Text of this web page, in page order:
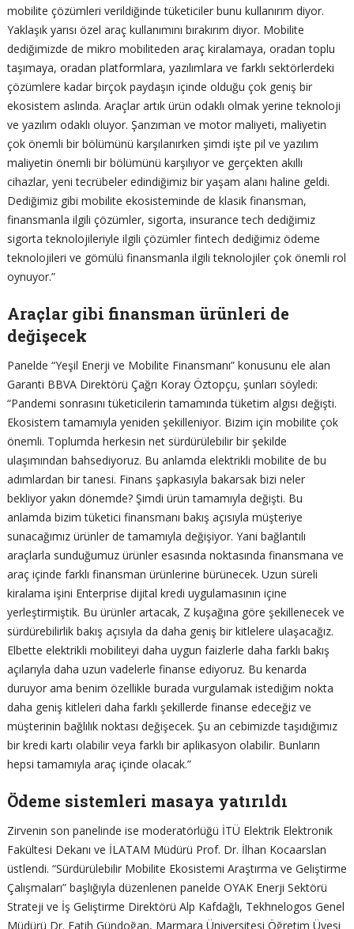
mobilite çözümleri verildiğinde tüketiciler bunu kullanırım diyor.
Yaklaşık yarısı özel araç kullanımını bırakırım diyor. Mobilite
dediğimizde de mikro mobiliteden araç kiralamaya, oradan toplu
taşımaya, oradan platformlara, yazılımlara ve farklı sektörlerdeki
çözümlere kadar birçok paydaşın içinde olduğu çok geniş bir
ekosistem aslında. Araçlar artık ürün odaklı olmak yerine teknoloji
ve yazılım odaklı oluyor. Şanzıman ve motor maliyeti, maliyetin
çok önemli bir bölümünü karşılanırken şimdi işte pil ve yazılım
maliyetin önemli bir bölümünü karşılıyor ve gerçekten akıllı
cihazlar, yeni tecrübeler edindiğimiz bir yaşam alanı haline geldi.
Dediğimiz gibi mobilite ekosisteminde de klasik finansman,
finansmanla ilgili çözümler, sigorta, insurance tech dediğimiz
sigorta teknolojileriyle ilgili çözümler fintech dediğimiz ödeme
teknolojileri ve gömülü finansmanla ilgili teknolojiler çok önemli rol
oynuyor.”
Araçlar gibi finansman ürünleri de
değişecek
Panelde “Yeşil Enerji ve Mobilite Finansmanı” konusunu ele alan
Garanti BBVA Direktörü Çağrı Koray Öztopçu, şunları söyledi:
“Pandemi sonrasını tüketicilerin tamamında tüketim algısı değişti.
Ekosistem tamamıyla yeniden şekilleniyor. Bizim için mobilite çok
önemli. Toplumda herkesin net sürdürülebilir bir şekilde
ulaşımından bahsediyoruz. Bu anlamda elektrikli mobilite de bu
adımlardan bir tanesi. Finans şapkasıyla bakarsak bizi neler
bekliyor yakın dönemde? Şimdi ürün tamamıyla değişti. Bu
anlamda bizim tüketici finansmanı bakış açısıyla müşteriye
sunacağımız ürünler de tamamıyla değişiyor. Yani bağlantılı
araçlarla sunduğumuz ürünler esasında noktasında finansmana ve
araç içinde farklı finansman ürünlerine bürünecek. Uzun süreli
kiralama işini Enterprise dijital kredi uygulamasının içine
yerleştirmiştik. Bu ürünler artacak, Z kuşağına göre şekillenecek ve
sürdürebilirlik bakış açısıyla da daha geniş bir kitlelere ulaşacağız.
Elbette elektrikli mobiliteyi daha uygun faizlerle daha farklı bakış
açılarıyla daha uzun vadelerle finanse ediyoruz. Bu kenarda
duruyor ama benim özellikle burada vurgulamak istediğim nokta
daha geniş kitleleri daha farklı şekillerde finanse edeceğiz ve
müşterinin bağlılık noktası değişecek. Şu an cebimizde taşıdığımız
bir kredi kartı olabilir veya farklı bir aplikasyon olabilir. Bunların
hepsi tamamıyla araç içinde olacak.”
Ödeme sistemleri masaya yatırıldı
Zirvenin son panelinde ise moderatörlüğü İTÜ Elektrik Elektronik
Fakültesi Dekanı ve İLATAM Müdürü Prof. Dr. İlhan Kocaarslan
üstlendi. “Sürdürülebilir Mobilite Ekosistemi Araştırma ve Geliştirme
Çalışmaları” başlığıyla düzenlenen panelde OYAK Enerji Sektörü
Strateji ve İş Geliştirme Direktörü Alp Kafdağlı, Tekhnelogos Genel
Müdürü Dr. Fatih Gündoğan, Marmara Üniversitesi Öğretim Üyesi